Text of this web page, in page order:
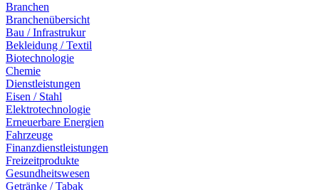
Branchen
Branchenübersicht
Bau / Infrastrukur
Bekleidung / Textil
Biotechnologie
Chemie
Dienstleistungen
Eisen / Stahl
Elektrotechnologie
Erneuerbare Energien
Fahrzeuge
Finanzdienstleistungen
Freizeitprodukte
Gesundheitswesen
Getränke / Tabak